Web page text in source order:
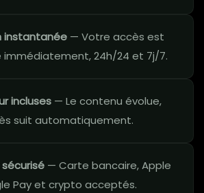
instantanée — Votre accès est
immédiatement, 24h/24 et 7j/7.
incluses — Le contenu évolue,
suit automatiquement.
— Carte bancaire, Apple
Pay et crypto acceptés.